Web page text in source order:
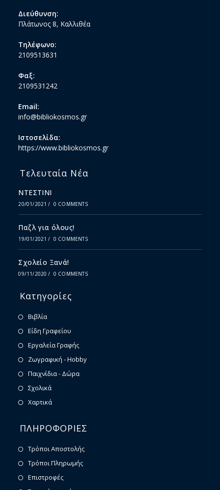
Διεύθυνση:
Πλάτωνος 8, Καλλιθέα
Τηλέφωνο:
2109513631
Φαξ:
2109531242
Email:
info@bibliokosmos.gr
Ιστοσελίδα:
https://www.bibliokosmos.gr
Τελευταία Νέα
ΝΤΕΣΤΙΝΙ
20/01/2021 / 0 COMMENTS
Παζλ για όλους!
19/01/2021 / 0 COMMENTS
Σχολείο Ξανά!
09/11/2020 / 0 COMMENTS
Κατηγορίες
Βιβλία
Είδη Γραφείου
Εργαλεία Γραφής
Ζωγραφική - Hobby
Παιχνίδια - Δώρα
Σχολικά
Χαρτικά
ΠΛΗΡΟΦΟΡΙΕΣ
Τρόποι Αποστολής
Τρόποι Πληρωμής
Επιστροφές